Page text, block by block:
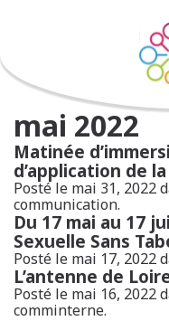
mai 2022
Matinée
d’application de la
Posté le mai 31, 2022
communication.
Du 17 mai au 17
Sexuelle Sans
Posté le mai 17, 2022
L’antenne de
Posté le mai 16, 2022
comminterne.